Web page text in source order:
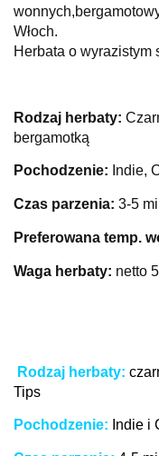
wonnych,
Włoch.
Herbata o wyrazistym
Rodzaj herbaty:
bergamotką
Pochodzenie:
Czas parzenia: 3-5
Preferowana temp.
Waga herbaty: netto
Rodzaj herbaty:
Tips
Pochodzenie: Indie